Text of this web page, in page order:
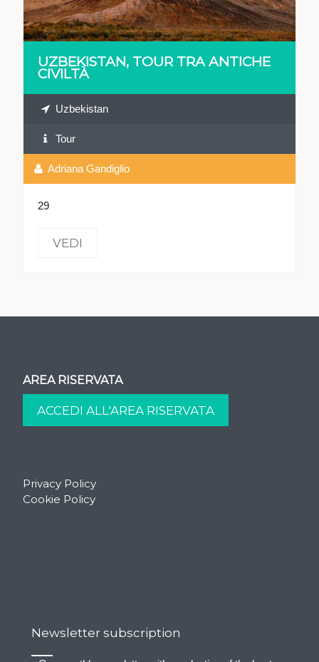
UZBEKISTAN, TOUR TRA ANTICHE
CIVILTÀ
Uzbekistan
Tour
Adriana Gandiglio
29
VEDI
AREA RISERVATA
Privacy Policy
Cookie Policy
Newsletter subscription